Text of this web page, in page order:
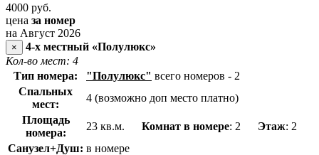
4000 руб.
цена за номер
на Август 2026
×
4-х местный «Полулюкс»
Кол-во мест: 4
Тип номера:
"Полулюкс" всего номеров - 2
Спальных
мест:
4 (возможно доп место платно)
Площадь
номера:
23 кв.м. Комнат в номере: 2 Этаж: 2
Санузел+Душ: в номере